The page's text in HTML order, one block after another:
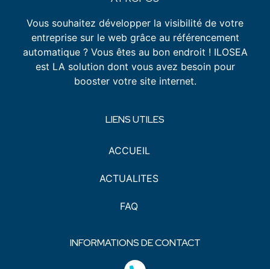
Vous souhaitez développer la visibilité de votre
entreprise sur le web grâce au référencement
automatique ? Vous êtes au bon endroit ! ILOSEA
est LA solution dont vous avez besoin pour
booster votre site internet.
LIENS UTILES
ACCUEIL
ACTUALITES
FAQ
INFORMATIONS DE CONTACT